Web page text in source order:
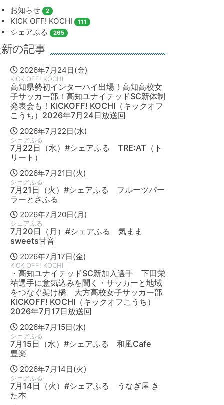
お知らせ 2
KICK OFF! KOCHI 111
シェアふる 265
の記事
2026年7月24日(金)
KICK OFF! KOCHI
高知県勢初インターハイ出場！高知高校女
子サッカー部！高知ユナイテッドSC新体制
発表会も！KICKOFF! KOCHI（キックオフ
こうち）2026年7月24日放送回
2026年7月22日(水)
シェアふる
7月22日（水）#シェアふる TRE:AT（ト
リート）
2026年7月21日(火)
シェアふる
7月21日（火）#シェアふる フルーツパー
ラーとさふる
2026年7月20日(月)
シェアふる
7月20日（月）#シェアふる 気まま
sweets甘音
2026年7月17日(金)
KICK OFF! KOCHI
・高知ユナイテッドSC新加入選手 下田栄
祐選手に意気込みを聞く・サッカーと地域
をつなぐ架け橋 大方高校女子サッカー部
KICKOFF! KOCHI（キックオフこうち）
2026年7月17日放送回
2026年7月15日(水)
シェアふる
7月15日（水）#シェアふる 和風Cafe
豊楽
2026年7月14日(火)
シェアふる
7月14日（火）#シェアふる うなぎ屋 き
た本